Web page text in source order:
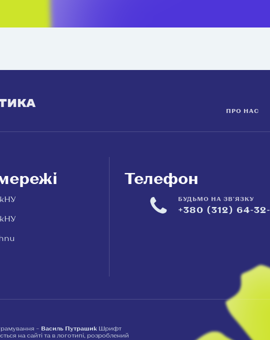
ПРО НАС
Телефон
БУДЬМО НА ЗВ'ЯЗКУ
+380 (312) 64-
– Василь Путрашик Шрифт
на сайті та в логотипі, розроблений